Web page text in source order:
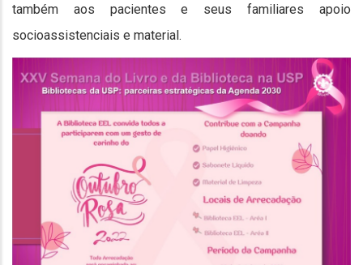
também aos pacientes e seus familiares apoio
socioassistenciais e material.